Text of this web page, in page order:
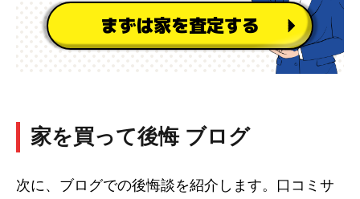
まずは家を査定する
家を買って後悔 ブログ
次に、ブログでの後悔談を紹介します。口コミサ